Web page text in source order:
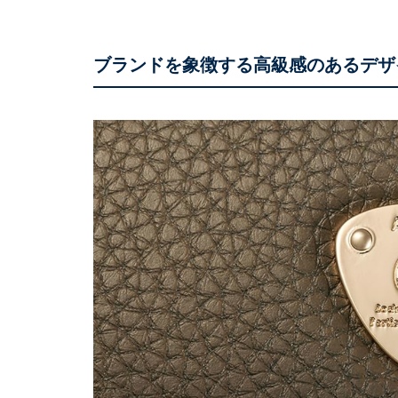
ブランドを象徴する高級感のあるデ